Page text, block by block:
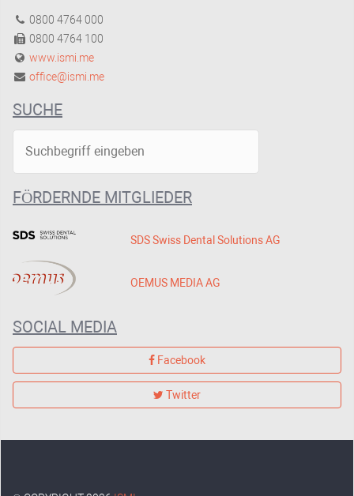
0800 4764 000
0800 4764 100
www.ismi.me
office@ismi.me
SUCHE
FÖRDERNDE MITGLIEDER
SDS Swiss Dental Solutions AG
OEMUS MEDIA AG
SOCIAL MEDIA
Facebook
Twitter